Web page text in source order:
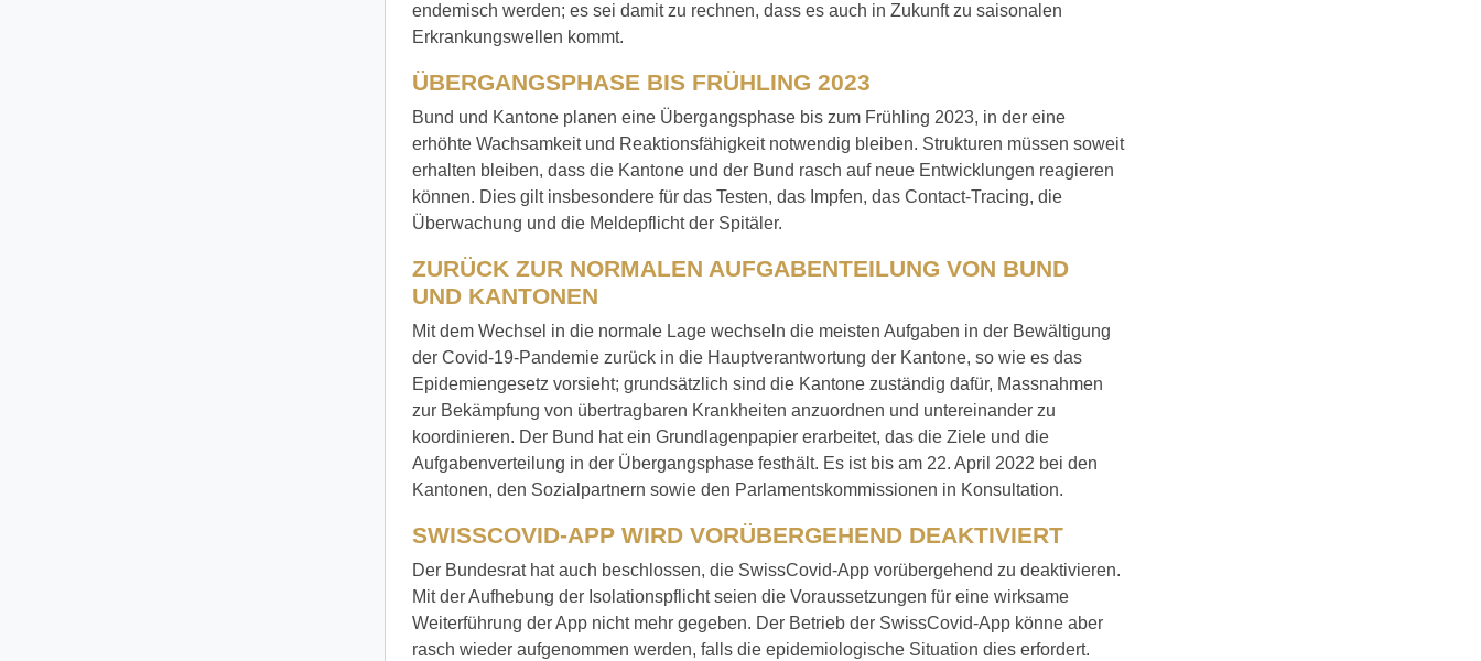
endemisch werden; es sei damit zu rechnen, dass es auch in Zukunft zu saisonalen
Erkrankungswellen kommt.
ÜBERGANGSPHASE BIS FRÜHLING 2023
Bund und Kantone planen eine Übergangsphase bis zum Frühling 2023, in der eine
erhöhte Wachsamkeit und Reaktionsfähigkeit notwendig bleiben. Strukturen müssen soweit
erhalten bleiben, dass die Kantone und der Bund rasch auf neue Entwicklungen reagieren
können. Dies gilt insbesondere für das Testen, das Impfen, das Contact-Tracing, die
Überwachung und die Meldepflicht der Spitäler.
ZURÜCK ZUR NORMALEN AUFGABENTEILUNG VON BUND
UND KANTONEN
Mit dem Wechsel in die normale Lage wechseln die meisten Aufgaben in der Bewältigung
der Covid-19-Pandemie zurück in die Hauptverantwortung der Kantone, so wie es das
Epidemiengesetz vorsieht; grundsätzlich sind die Kantone zuständig dafür, Massnahmen
zur Bekämpfung von übertragbaren Krankheiten anzuordnen und untereinander zu
koordinieren. Der Bund hat ein Grundlagenpapier erarbeitet, das die Ziele und die
Aufgabenverteilung in der Übergangsphase festhält. Es ist bis am 22. April 2022 bei den
Kantonen, den Sozialpartnern sowie den Parlamentskommissionen in Konsultation.
SWISSCOVID-APP WIRD VORÜBERGEHEND DEAKTIVIERT
Der Bundesrat hat auch beschlossen, die SwissCovid-App vorübergehend zu deaktivieren.
Mit der Aufhebung der Isolationspflicht seien die Voraussetzungen für eine wirksame
Weiterführung der App nicht mehr gegeben. Der Betrieb der SwissCovid-App könne aber
rasch wieder aufgenommen werden, falls die epidemiologische Situation dies erfordert.